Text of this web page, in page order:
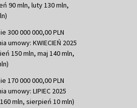
90 mln, luty 130 mln,
300 000 000,00 PLN
umowy: KWIECIEŃ 2025
150 mln, maj 140 mln,
170 000 000,00 PLN
umowy: LIPIEC 2025
mln, sierpień 10 mln)